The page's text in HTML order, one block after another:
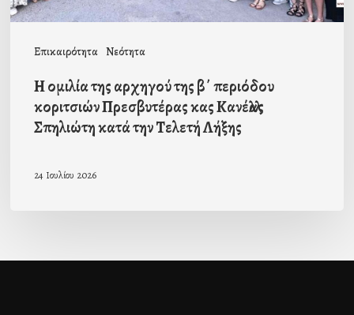
Επικαιρότητα Νεότητα
Πρεσβυτέρας
Σπηλιώτη
κατά
Η ομιλία της αρχηγού της β΄ περιόδου
κοριτσιών Πρεσβυτέρας κας Κανέλλας
Σπηλιώτη κατά την Τελετή Λήξης
24 Ιουλίου 2026